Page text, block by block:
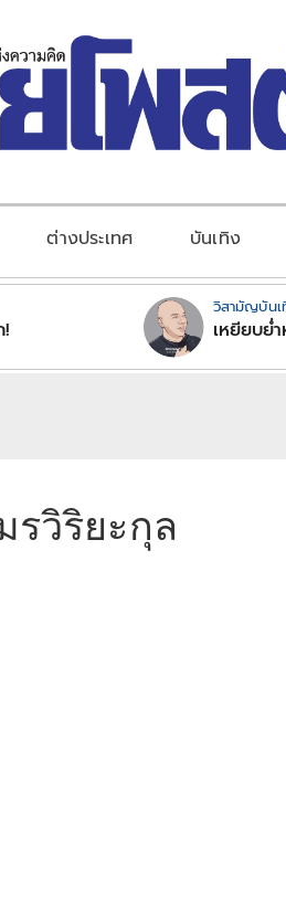
ต่างประเทศ บันเทิง
วิสามัญบันเ
เหยียบย่ำ
วิริยะกุล